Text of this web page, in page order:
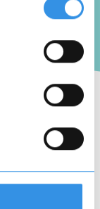
boeken